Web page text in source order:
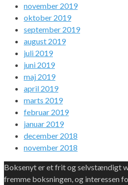
november 2019
oktober 2019
september 2019
august 2019
juli 2019
juni 2019
maj 2019
april 2019
marts 2019
februar 2019
januar 2019
december 2018
november 2018
Boksenyt er et frit og selvstændigt
fremme boksningen, og interessen